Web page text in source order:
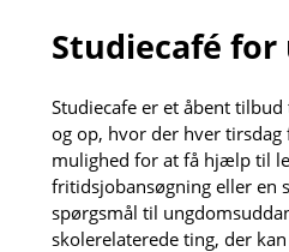
Studiecafé for
Studiecafe er et åbent
og op, hvor der hver
mulighed for at få hjælp til
fritidsjobansøgning eller en
spørgsmål til
skolerelaterede ting, der